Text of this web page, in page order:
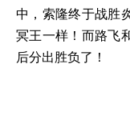
中，索隆终于战胜
冥王一样！而路飞
后分出胜负了！